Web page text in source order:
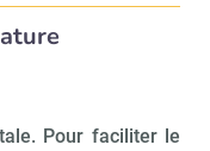
Pour faciliter le